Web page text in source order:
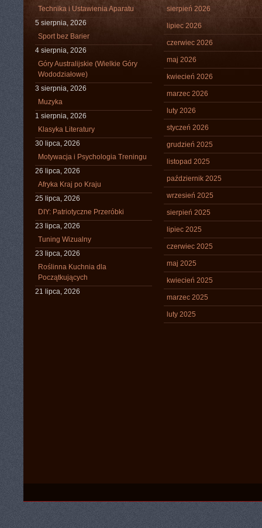
Technika i Ustawienia Aparatu
5 sierpnia, 2026
Sport bez Barier
4 sierpnia, 2026
Góry Australijskie (Wielkie Góry
Wododziałowe)
3 sierpnia, 2026
Muzyka
1 sierpnia, 2026
Klasyka Literatury
30 lipca, 2026
Motywacja i Psychologia Treningu
26 lipca, 2026
Afryka Kraj po Kraju
25 lipca, 2026
DIY: Patriotyczne Przeróbki
23 lipca, 2026
Tuning Wizualny
23 lipca, 2026
Roślinna Kuchnia dla
Początkujących
21 lipca, 2026
sierpień 2026
lipiec 2026
czerwiec 2026
maj 2026
kwiecień 2026
marzec 2026
luty 2026
styczeń 2026
grudzień 2025
listopad 2025
październik 2025
wrzesień 2025
sierpień 2025
lipiec 2025
czerwiec 2025
maj 2025
kwiecień 2025
marzec 2025
luty 2025